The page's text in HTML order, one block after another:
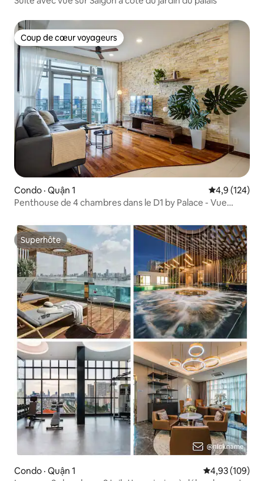
Coup de cœur voyageurs
Coup de cœur voyageurs
Condo · Quận 1 Note
4,9 (124)
Penthouse de 4 chambres dans le D1 by Palace - Vue
Superhôte
Superhôte
Condo · Quận 1 Note
4,93 (109)